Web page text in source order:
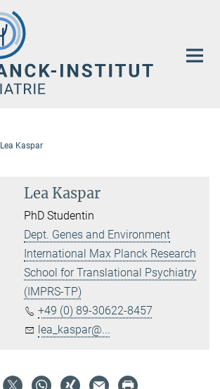
Lea Kaspar
Lea Kaspar
PhD Studentin
Dept. Genes and Environment
International Max Planck Research
School for Translational Psychiatry
(IMPRS-TP)
+49 (0) 89-30622-8457
lea_kaspar@...